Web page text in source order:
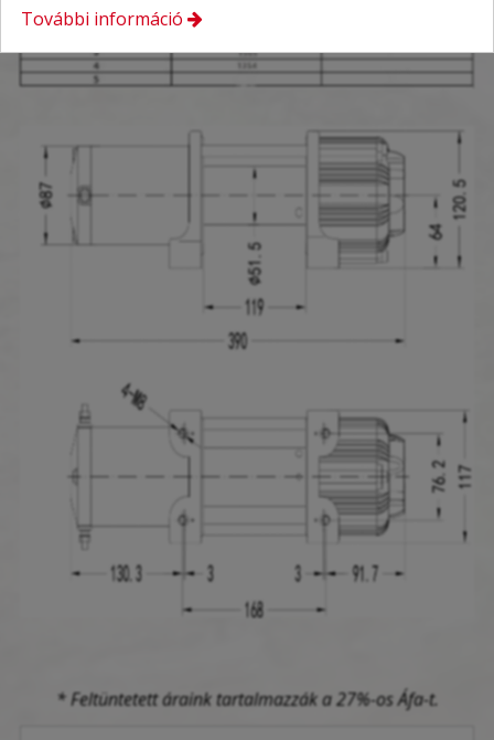
* Feltüntetett áraink tartalmazzák a 27%-os Áfa-t.
További információ